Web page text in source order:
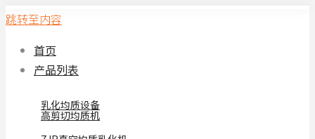
跳转至内容
首页
产品列表
乳化均质设备
高剪切均质机